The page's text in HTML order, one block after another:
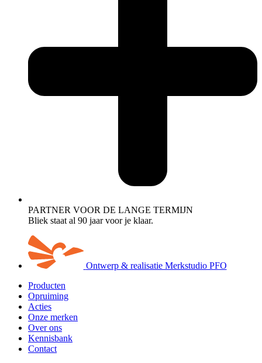
PARTNER VOOR DE LANGE TERMIJN
Bliek staat al 90 jaar voor je klaar.
Ontwerp & realisatie Merkstudio PFO
Producten
Opruiming
Acties
Onze merken
Over ons
Kennisbank
Contact